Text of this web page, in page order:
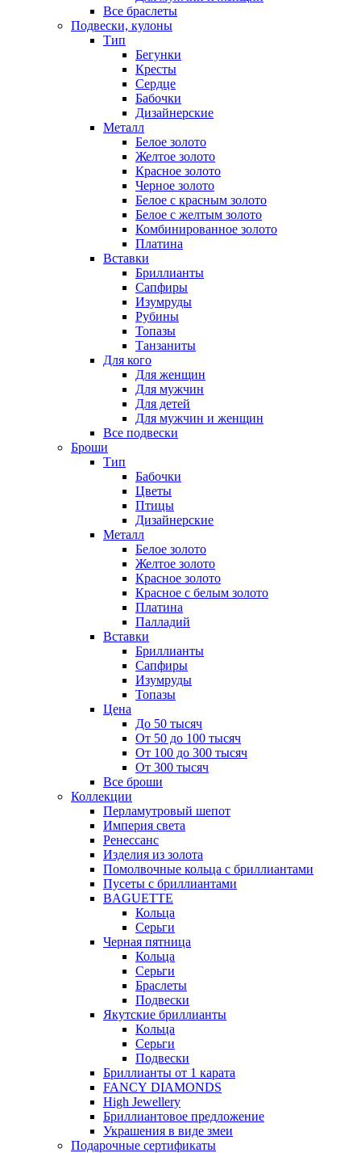
Все браслеты
Подвески, кулоны
Тип
Бегунки
Кресты
Сердце
Бабочки
Дизайнерские
Металл
Белое золото
Желтое золото
Красное золото
Черное золото
Белое с красным золото
Белое с желтым золото
Комбинированное золото
Платина
Вставки
Бриллианты
Сапфиры
Изумруды
Рубины
Топазы
Танзаниты
Для кого
Для женщин
Для мужчин
Для детей
Для мужчин и женщин
Все подвески
Броши
Тип
Бабочки
Цветы
Птицы
Дизайнерские
Металл
Белое золото
Желтое золото
Красное золото
Красное с белым золото
Платина
Палладий
Вставки
Бриллианты
Сапфиры
Изумруды
Топазы
Цена
До 50 тысяч
От 50 до 100 тысяч
От 100 до 300 тысяч
От 300 тысяч
Все броши
Коллекции
Перламутровый шепот
Империя света
Ренессанс
Изделия из золота
Помолвочные кольца с бриллиантами
Пусеты с бриллиантами
BAGUETTE
Кольца
Серьги
Черная пятница
Кольца
Серьги
Браслеты
Подвески
Якутские бриллианты
Кольца
Серьги
Подвески
Бриллианты от 1 карата
FANCY DIAMONDS
High Jewellery
Бриллиантовое предложение
Украшения в виде змеи
Подарочные сертификаты